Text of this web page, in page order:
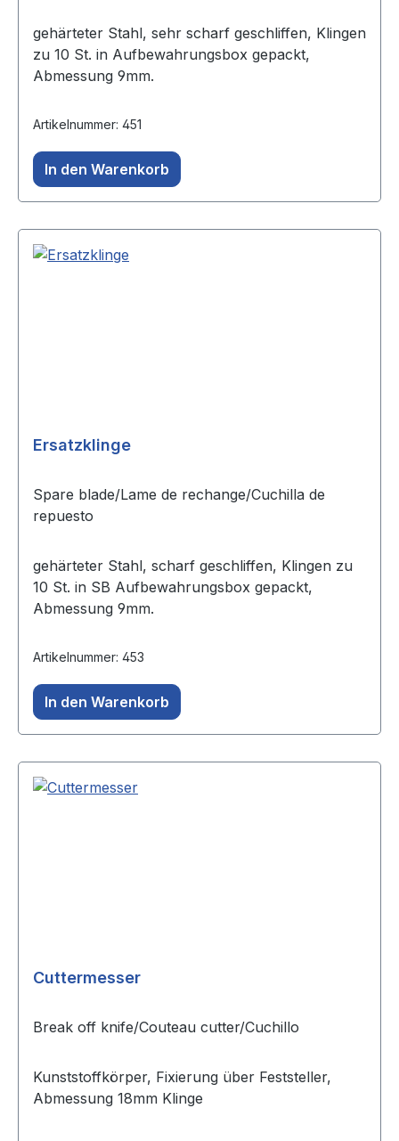
gehärteter Stahl, sehr scharf geschliffen, Klingen
zu 10 St. in Aufbewahrungsbox gepackt,
Abmessung 9mm.
Artikelnummer: 451
In den Warenkorb
Ersatzklinge
Spare blade/Lame de rechange/Cuchilla de
repuesto
gehärteter Stahl, scharf geschliffen, Klingen zu
10 St. in SB Aufbewahrungsbox gepackt,
Abmessung 9mm.
Artikelnummer: 453
In den Warenkorb
Cuttermesser
Break off knife/Couteau cutter/Cuchillo
Kunststoffkörper, Fixierung über Feststeller,
Abmessung 18mm Klinge